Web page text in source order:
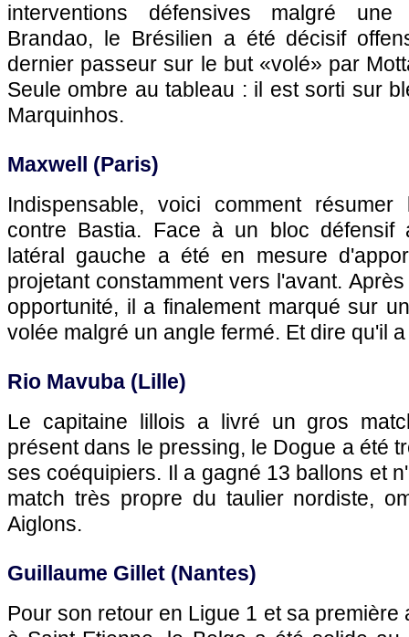
interventions défensives malgré
Brandao, le Brésilien a été décisif
dernier passeur sur le but «volé» par
Seule ombre au tableau : il est sorti sur
Marquinhos.
Maxwell (Paris)
Indispensable, voici comment
contre Bastia. Face à un bloc défensif
latéral gauche a été en mesure
projetant constamment vers l'avant.
opportunité, il a finalement marqué sur
volée malgré un angle fermé. Et dire qu'il
Rio Mavuba (Lille)
Le capitaine lillois a livré un gros
présent dans le pressing, le Dogue a été
ses coéquipiers. Il a gagné 13 ballons et
match très propre du taulier nordiste,
Aiglons.
Guillaume Gillet (Nantes)
Pour son retour en Ligue 1 et sa première